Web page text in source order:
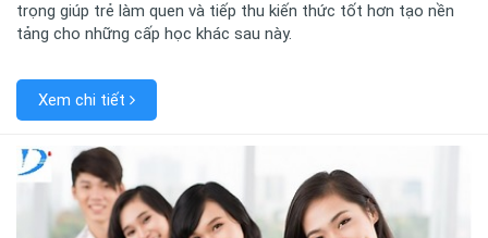
trọng giúp trẻ làm quen và tiếp thu kiến thức tốt hơn tạo nền
tảng cho những cấp học khác sau này.
Xem chi tiết